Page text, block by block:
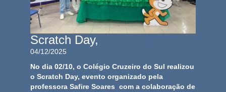
Scratch Day,
04/12/2025
No dia 02/10, o Colégio Cruzeiro do Sul realizou
o Scratch Day, evento organizado pela
professora Safire Soares com a colaboração de